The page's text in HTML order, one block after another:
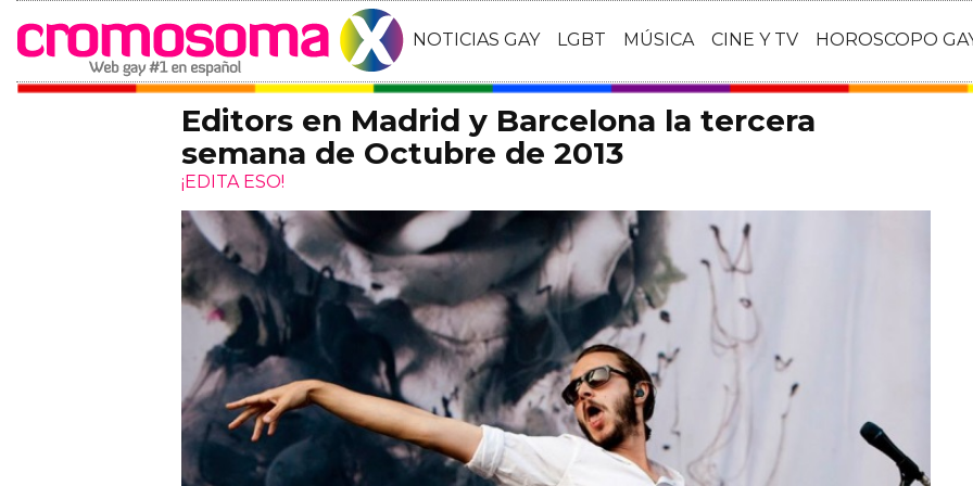
NOTICIAS GAY LGBT MÚSICA CINE Y TV HOROSCOPO
Editors en Madrid y Barcelona la tercera
semana de Octubre de 2013
¡EDITA ESO!